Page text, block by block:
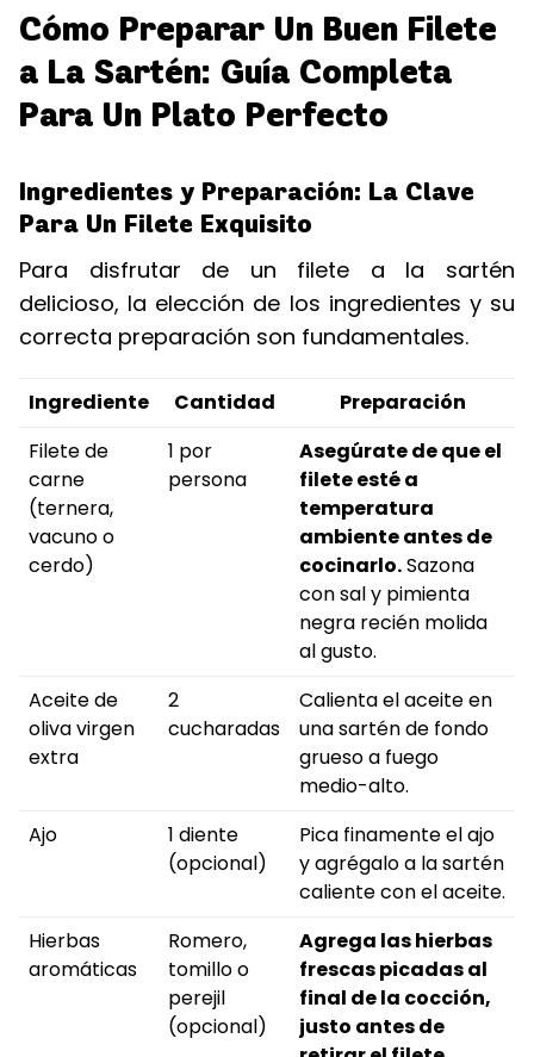
Cómo Preparar Un Buen Filete
a La Sartén: Guía Completa
Para Un Plato Perfecto
Ingredientes y Preparación: La Clave
Para Un Filete Exquisito
Para disfrutar de un filete a la sartén
delicioso, la elección de los ingredientes y su
correcta preparación son fundamentales.
Ingrediente Cantidad
Preparación
Filete de
carne
(ternera,
vacuno o
cerdo)
1 por
persona
Asegúrate de que el
filete esté a
temperatura
ambiente antes de
cocinarlo.Sazona
con sal y pimienta
negra recién molida
al gusto.
Aceite de
oliva virgen
extra
2
cucharadas
Calienta el aceite en
una sartén de fondo
grueso a fuego
medio-alto.
Ajo
1 diente
(opcional)
Pica finamente el ajo
y agrégalo a la sartén
caliente con el aceite.
Hierbas
aromáticas
Romero,
tomillo o
perejil
(opcional)
Agrega las hierbas
frescas picadas al
final de la cocción,
justo antes de